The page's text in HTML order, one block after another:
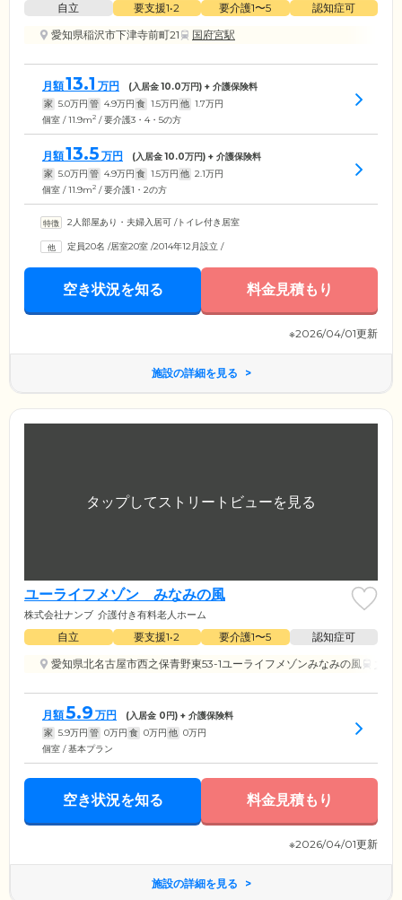
自立 要支援1•2 要介護1〜5
認知症可
愛知県稲沢市下津寺前町21
国府宮駅
月額13.1 万円 (入居金10.0万円) + 介護保険料
家 5.0万円 管 4.9万円 食 1.5万円 他 1.7万円
個室 / 11.9m2 / 要介護3・4・5の方
月額13.5 万円 (入居金10.0万円) + 介護保険料
家 5.0万円 管 4.9万円 食 1.5万円 他 2.1万円
個室 / 11.9m2 / 要介護1・2の方
2人部屋あり・夫婦入居可 /トイレ付き居室
定員20名 /居室20室 /2014年12月設立 /
空き状況を知る 料金見積もり
※2026/04/01更新
施設の詳細を見る
ユーライフメゾン みなみの風
株式会社ナンブ 介護付き有料老人ホーム
自立 要支援1•2 要介護1〜5
認知症可
愛知県北名古屋市西之保青野東53-1ユーライフメゾンみなみの風
月額5.9 万円 (入居金 0円) + 介護保険料
家 5.9万円 管 0万円 食 0万円 他 0万円
個室 / 基本プラン
空き状況を知る 料金見積もり
※2026/04/01更新
施設の詳細を見る